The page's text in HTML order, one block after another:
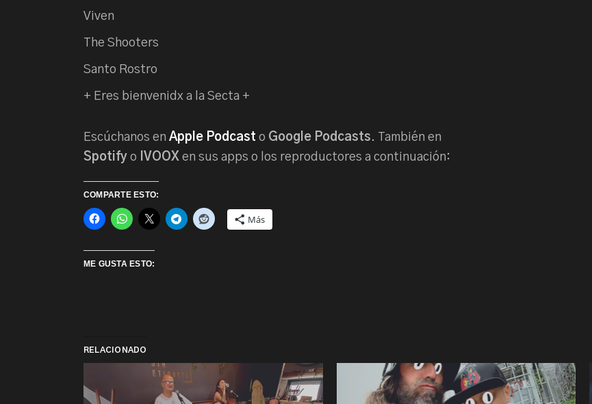
Viven
The Shooters
Santo Rostro
+ Eres bienvenidx a la Secta +
Escúchanos en Apple Podcast o Google Podcasts. También en
Spotify o IVOOX en sus apps o los reproductores a continuación:
COMPARTE ESTO:
Más
ME GUSTA ESTO:
RELACIONADO